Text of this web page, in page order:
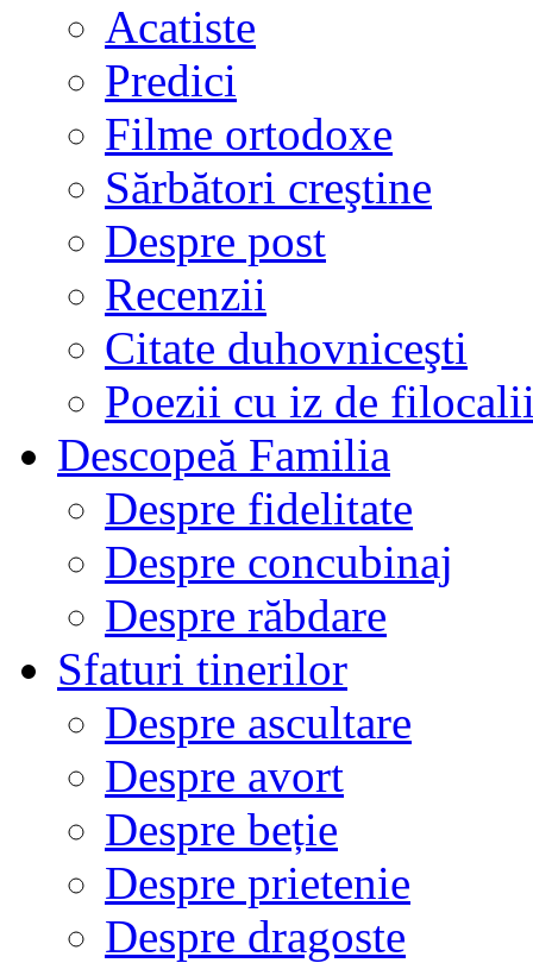
Acatiste
Predici
Filme ortodoxe
Sărbători creştine
Despre post
Recenzii
Citate duhovniceşti
Poezii cu iz de
Descopeă Familia
Despre fidelitate
Despre concubinaj
Despre răbdare
Sfaturi tinerilor
Despre ascultare
Despre avort
Despre beție
Despre prietenie
Despre dragoste